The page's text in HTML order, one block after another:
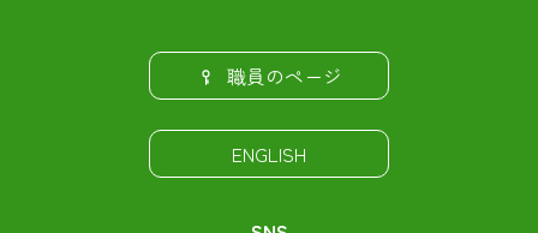
職員のページ
ENGLISH